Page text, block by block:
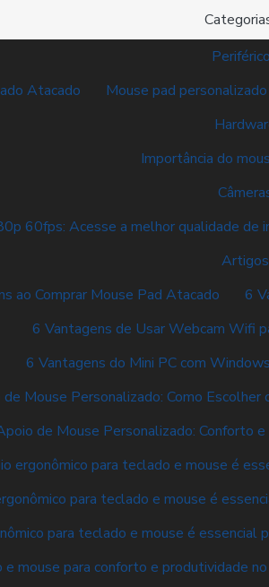
Atacado
Mouse pad
Importância do
60fps: Acesse a melhor qualidade de
Artigos
ao Comprar Mouse Pad Atacado
6
6 Vantagens de Usar Webcam Wifi
6 Vantagens do Mini PC com
Mouse Personalizado: Como
de Mouse Personalizado: Conforto
ergonômico para teclado e mouse é
para teclado e mouse é
para teclado e mouse é essencial
mouse para conforto e produtividade